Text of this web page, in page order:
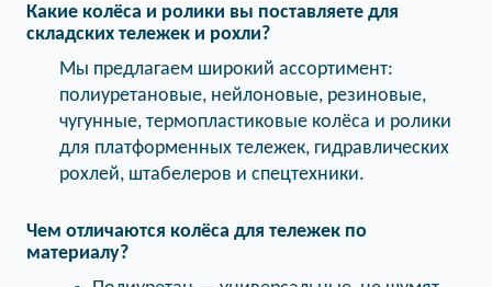
Какие колёса и ролики вы поставляете для
складских тележек и рохли?
Мы предлагаем широкий ассортимент:
полиуретановые, нейлоновые, резиновые,
чугунные, термопластиковые колёса и ролики
для платформенных тележек, гидравлических
рохлей, штабелеров и спецтехники.
Чем отличаются колёса для тележек по
материалу?